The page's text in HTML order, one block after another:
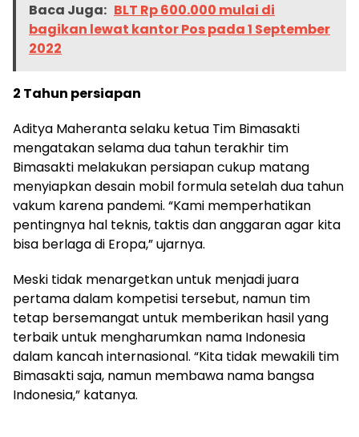
Baca Juga: BLT Rp 600.000 mulai di
bagikan lewat kantor Pos pada 1 September
2022
2 Tahun persiapan
Aditya Maheranta selaku ketua Tim Bimasakti
mengatakan selama dua tahun terakhir tim
Bimasakti melakukan persiapan cukup matang
menyiapkan desain mobil formula setelah dua tahun
vakum karena pandemi. “Kami memperhatikan
pentingnya hal teknis, taktis dan anggaran agar kita
bisa berlaga di Eropa,” ujarnya.
Meski tidak menargetkan untuk menjadi juara
pertama dalam kompetisi tersebut, namun tim
tetap bersemangat untuk memberikan hasil yang
terbaik untuk mengharumkan nama Indonesia
dalam kancah internasional. “Kita tidak mewakili tim
Bimasakti saja, namun membawa nama bangsa
Indonesia,” katanya.